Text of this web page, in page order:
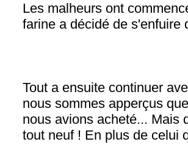
Les malheurs ont
farine a décidé de s'enfuire
Tout a ensuite continuer
nous sommes apperçus
nous avions acheté... Mais
tout neuf ! En plus de celui